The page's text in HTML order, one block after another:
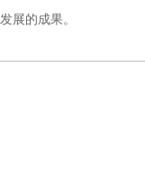
展的成果。